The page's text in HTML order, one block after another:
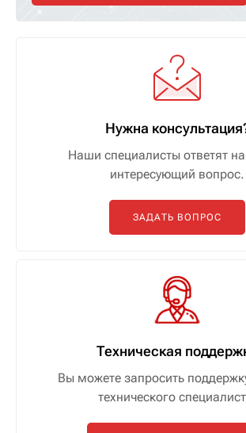
Нужна
Наши специалисты ответят
интересующий вопрос.
ЗАДАТЬ ВОПРОС
Техническая
Вы можете запросить
технического